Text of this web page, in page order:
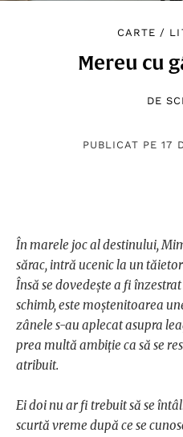
CARTE /
Mereu cu
DE
PUBLICAT PE 17
În marele joc al destinului,
sărac, intră ucenic la un
Însă se dovedește a fi
schimb, este moștenitoarea
zânele s-au aplecat asupra
prea multă ambiție ca să se
atribuit.
Ei doi nu ar fi trebuit să se
scurtă vreme după ce se